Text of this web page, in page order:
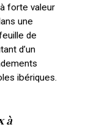
forte valeur
une
de
d’un
ibériques.
à